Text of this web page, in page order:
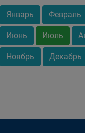
Январь Февраль
Июнь Июль
Ноябрь Декабрь